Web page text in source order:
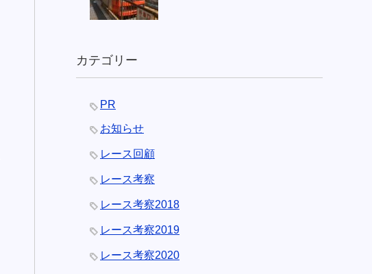
カテゴリー
PR
お知らせ
レース回顧
レース考察
レース考察2018
レース考察2019
レース考察2020